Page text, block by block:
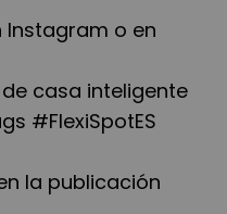
Instagram o en
casa inteligente
#FlexiSpotES
la publicación